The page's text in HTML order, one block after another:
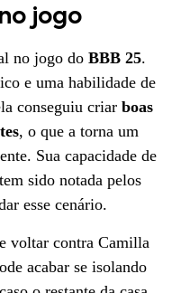
jogo
no jogo do BBB 25.
e uma habilidade de
conseguiu criar boas
, o que a torna um
Sua capacidade de
sido notada pelos
esse cenário.
voltar contra Camilla
acabar se isolando